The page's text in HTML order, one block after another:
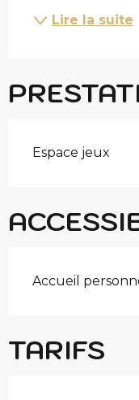
Lire la suite
Espace jeux
Accueil
TARIFS